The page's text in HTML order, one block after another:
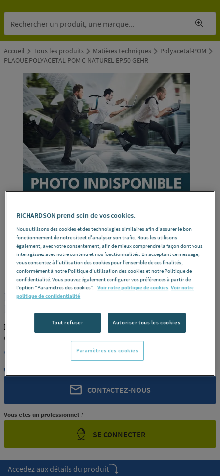
Accueil Tous les produits Matières techniques
Polyacetal-POM
PLAQUE POLYACETAL POM C NATUREL EP.50 GEHR
ROCHLING REF : 73080
PLAQUE POLYACETAL POM C NATUREL
EP.50 GEHR
ROCHLING PRODUIT-73080
GEHR
Voir la description complète
Vous avez un projet ?
CONTACTEZ-NOUS
Vous êtes un professionnel ?
SE CONNECTER
Accedez aux détails du produit
RICHARDSON prend soin de vos cookies.
Nous utilisons des cookies et des technologies similaires afin d'assurer le bon
fonctionnement de notre site et d'analyser son trafic. Nous les utilisons
également, avec votre consentement, afin de mieux comprendre la façon dont vous
interagissez avec notre contenu et nos fonctionnalités. En acceptant ce message,
vous consentez à l’utilisation des cookies pour l’ensemble de ces finalités,
conformément à notre Politique d'utilisation des cookies et notre Politique de
confidentialité. Vous pouvez également configurer vos préférences à partir de
l’option "Paramètres des cookies”. Voir notre politique de cookies Voir notre
politique de confidentialité
Tout refuser Autoriser tous les cookies
Paramètres des cookies